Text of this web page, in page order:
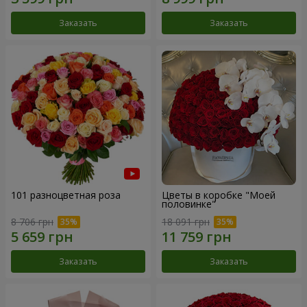
Заказать Заказать
101 разноцветная роза
8 706 грн
Заказать
Цветы в коробке "Моей
половинке"
18 091 грн
Заказать